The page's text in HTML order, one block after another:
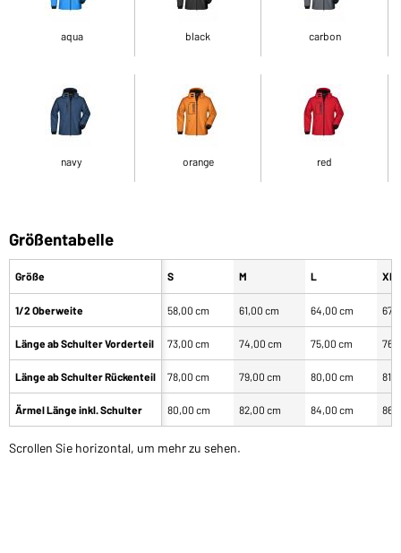
aqua black carbon
navy orange red
Größentabelle
Größe
1/2 Oberweite
Länge ab Schulter Vorderteil
Länge ab Schulter Rückenteil
Ärmel Länge inkl. Schulter
S M L XL
58,00 cm 61,00 cm 64,00 cm
73,00 cm 74,00 cm 75,00 cm
78,00 cm 79,00 cm 80,00 cm
80,00 cm 82,00 cm 84,00 cm
Scrollen Sie horizontal, um mehr zu sehen.